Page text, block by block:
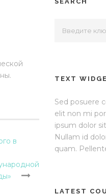
в
TEXT
Sed posuere
elit non mi
ipsum dolor
Nullam id
quam.
LATEST